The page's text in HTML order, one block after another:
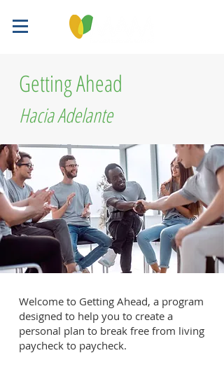
Getting Ahead
Hacia Adelante
Welcome to Getting Ahead, a program
designed to help you to create a
personal plan to break free from living
paycheck to paycheck.